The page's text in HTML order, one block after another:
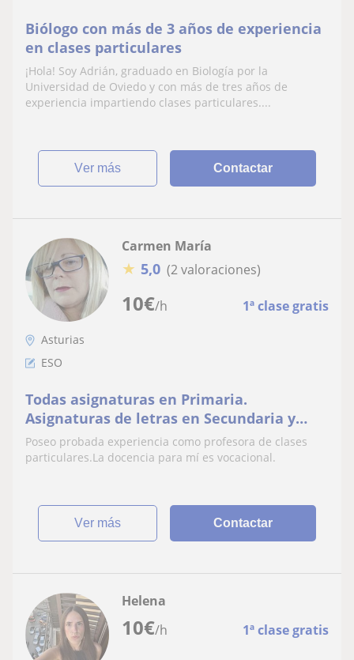
Biólogo con más de 3 años de experiencia
en clases particulares
¡Hola! Soy Adrián, graduado en Biología por la
Universidad de Oviedo y con más de tres años de
experiencia impartiendo clases particulares....
ver más Contactar
10€/h 1ª clase gratis
Carmen María
★ 5,0 (2 valoraciones)
Asturias
ESO
Todas asignaturas en Primaria.
Asignaturas de letras en Secundaria y
Bachillerato
Poseo probada experiencia como profesora de clases
particulares.La docencia para mí es vocacional.
ver más Contactar
10€/h 1ª clase gratis
Helena